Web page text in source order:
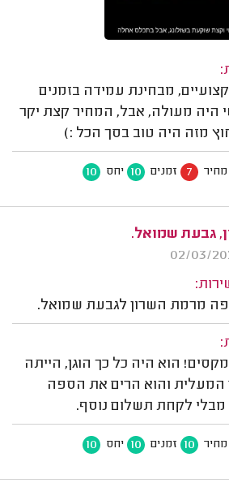
מבחינת עמידה בזמנים
היה מעולה, אבל, המחיר קצת יקר
מזה היה טוב בסך הכל :)
מחיר 7 זמנים 10 יחס 10
גבעת שמואל.
מרמת השרון לגבעת שמואל.
הוא היה כל כך הוגן, הייתה
המעלית והוא הרים את הספה
מבלי לקחת תשלום נוסף.
מחיר 10 זמנים 10 יחס 10